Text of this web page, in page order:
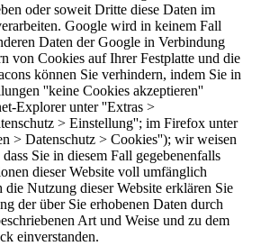
oder soweit Dritte diese Daten im
Google wird in keinem Fall
Daten der Google in Verbindung
von Cookies auf Ihrer Festplatte und die
können Sie verhindern, indem Sie in
''keine Cookies akzeptieren''
Explorer unter ''Extras >
> Einstellung''; im Firefox unter
> Datenschutz > Cookies''); wir weisen
Sie in diesem Fall gegebenenfalls
dieser Website voll umfänglich
Nutzung dieser Website erklären Sie
der über Sie erhobenen Daten durch
Art und Weise und zu dem
einverstanden.